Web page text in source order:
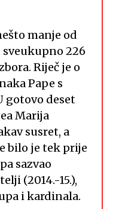
manje od
226
Riječ je o
Pape s
gotovo deset
Marija
susret, a
bilo je tek prije
sazvao
(2014.-15.),
i kardinala.